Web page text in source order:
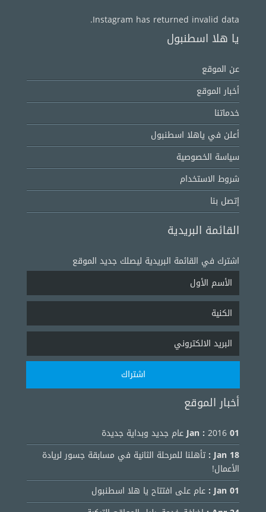
Instagram has returned invalid data.
يا هلا اسطنبول
عن الموقع
أخبار الموقع
خدماتنا
أعلن في ياهلا اسطنبول
سياسة الخصوصية
شروط الاستخدام
إتصل بنا
القائمة البريدية
اشترك في القائمة البريدية ليصلك جديد الموقع
أخبار الموقع
01 Jan :2016 عام جديد وبداية جديدة
18 Jan :
تأهلنا للمرحلة الثانية في مسابقة جسور لريادة
الأعمال!
01 Jan :
عام على افتتاح يا هلا اسطنبول